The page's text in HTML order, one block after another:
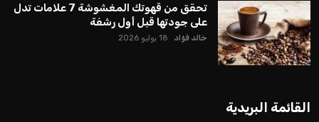
تحقق من قهوتك المغشوشة 7 علامات تدل
على جودتها قبل أول رشفة
خالد فؤاد 18 يوليو 2026
القائمة البريدية